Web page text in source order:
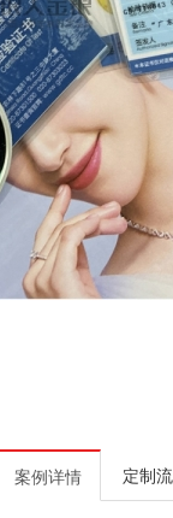
案例详情 定制